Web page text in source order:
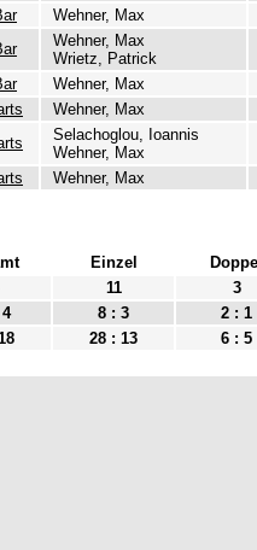
Wehner, Max
Wehner, Max
Wrietz, Patrick
Wehner, Max
Wehner, Max
Selachoglou, Ioannis
Wehner, Max
Wehner, Max
Einzel
11
3
8 : 3
2 : 1
28 : 13 6 : 5